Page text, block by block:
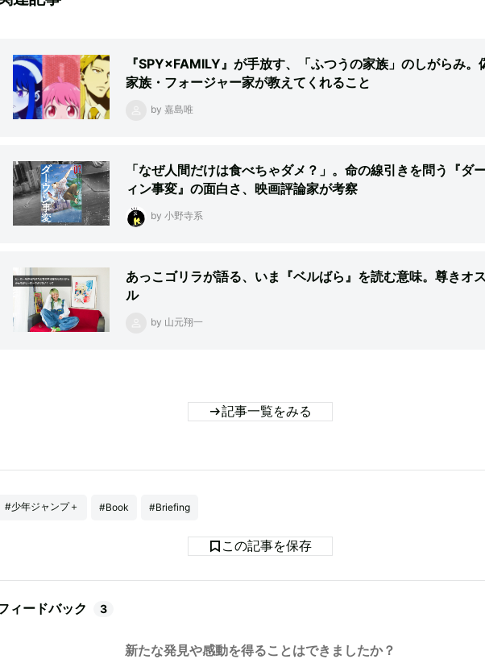
『SPY×FAMILY』が手放す、「ふつうの家族」のしがらみ。
家族・フォージャー家が教えてくれること
by 嘉島唯
「なぜ人間だけは食べちゃダメ？」。命の線引きを問う『ダ
ィン事変』の面白さ、映画評論家が考察
by 小野寺系
あっこゴリラが語る、いま『ベルばら』を読む意味。尊きオ
ル
by 山元翔一
記事一覧をみる
#少年ジャンプ＋ #Book #Briefing
この記事を保存
ィードバック 3
新たな発見や感動を得ることはできましたか？